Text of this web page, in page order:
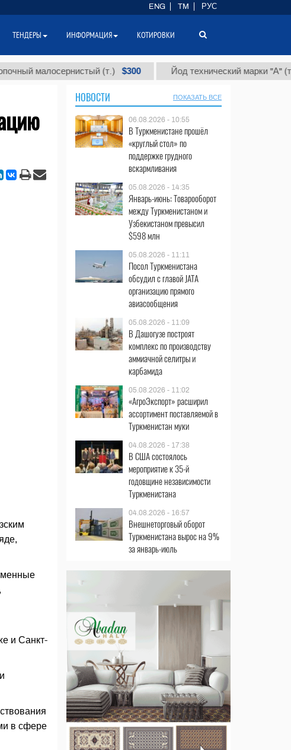
малосернистый (т.) $300 Йод технический марки "А" (т.) $86
и Санкт-
в сфере
НОВОСТИ ПОКАЗАТЬ ВСЕ
06.08.2026 - 10:55
В Туркменистане прошёл
«круглый стол» по
поддержке грудного
вскармливания
05.08.2026 - 14:35
Январь-июнь: Товарооборот
между Туркменистаном и
Узбекистаном превысил
$598 млн
05.08.2026 - 11:11
Посол Туркменистана
обсудил с главой JATA
организацию прямого
авиасообщения
05.08.2026 - 11:09
В Дашогузе построят
комплекс по производству
аммиачной селитры и
карбамида
05.08.2026 - 11:02
«АгроЭкспорт» расширил
ассортимент поставляемой в
Туркменистан муки
04.08.2026 - 17:38
В США состоялось
мероприятие к 35-й
годовщине независимости
Туркменистана
04.08.2026 - 16:57
Внешнеторговый оборот
Туркменистана вырос на 9%
за январь-июль
ENG TM РУС
ТЕНДЕРЫ ИНФОРМАЦИЯ КОТИРОВКИ